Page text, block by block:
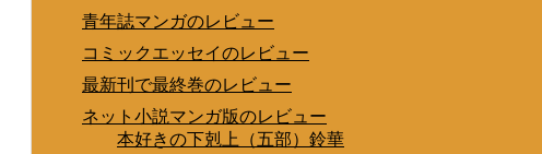
青年誌マンガのレビュー
コミックエッセイのレビュー
最新刊で最終巻のレビュー
ネット小説マンガ版のレビュー
本好きの下剋上（五部）鈴華